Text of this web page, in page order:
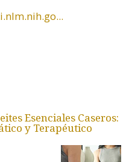
Esenciales Caseros:
y Terapéutico